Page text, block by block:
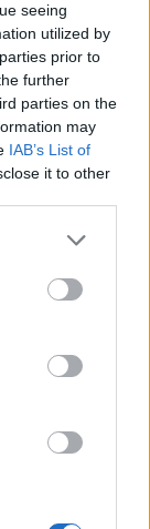
seeing
utilized by
prior to
further
parties on the
may
IAB’s List of
it to other
και
δράση
μετά το
από
πετσέτα
την
πάντοτε
κίνδυνος